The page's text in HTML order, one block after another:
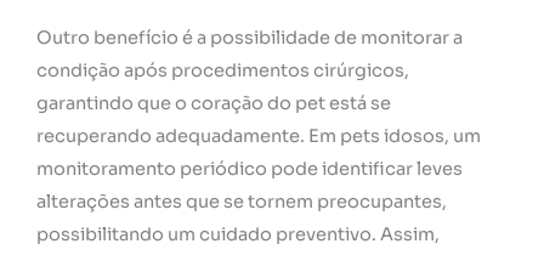
Outro benefício é a possibilidade de monitorar a
condição após procedimentos cirúrgicos,
garantindo que o coração do pet está se
recuperando adequadamente. Em pets idosos, um
monitoramento periódico pode identificar leves
alterações antes que se tornem preocupantes,
possibilitando um cuidado preventivo. Assim,